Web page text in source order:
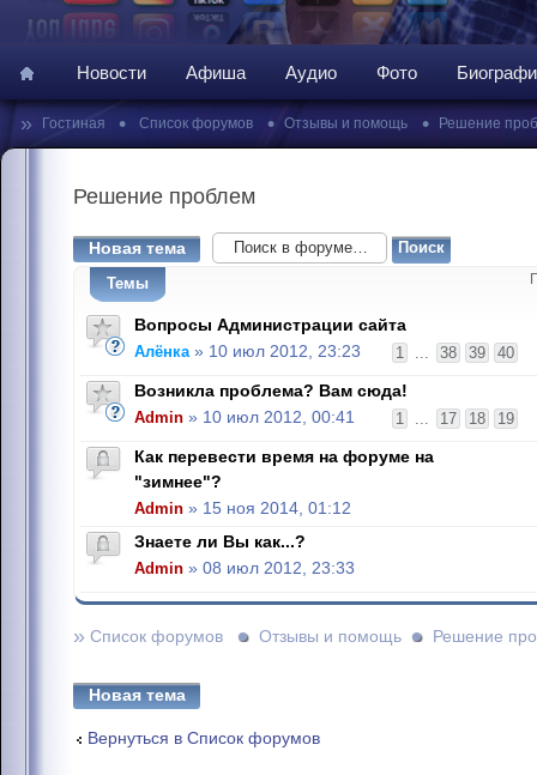
Новости Афиша Аудио Фото
» Гостиная • Список форумов • Отзывы и помощь • Решение
Решение проблем
Новая тема
Темы
Вопросы Администрации сайта
1 ... 38 39 40
Алёнка» 10 июл 2012, 23:23
Возникла проблема? Вам сюда!
1 ... 17 18 19
Admin » 10 июл 2012, 00:41
Как перевести время на форуме на
"зимнее"?
Admin » 15 ноя 2014, 01:12
Знаете ли Вы как...?
Admin » 08 июл 2012, 23:33
» Список форумов Отзывы и помощь Решение
Новая тема
Вернуться в Список форумов